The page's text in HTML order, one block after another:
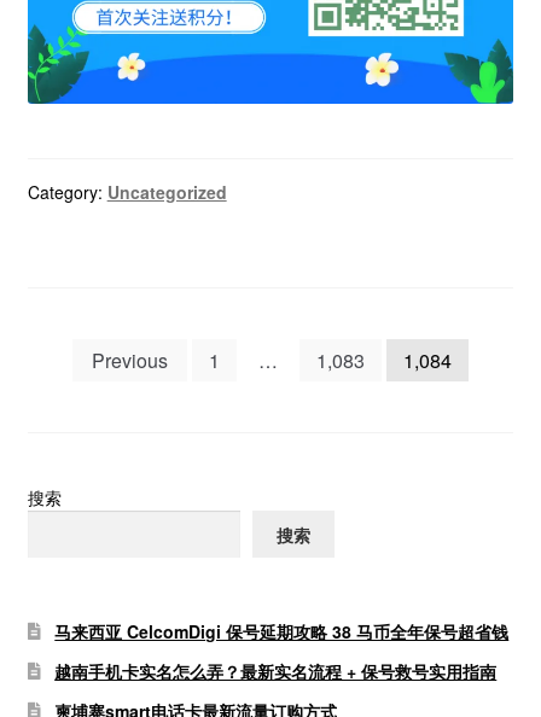
Category: Uncategorized
页
Previous 1 … 1,083 1,084
搜索
搜索
马来西亚 CelcomDigi 保号延期攻略 38 马币全年保号超省钱
越南手机卡实名怎么弄？最新实名流程 + 保号救号实用指南
柬埔寨smart电话卡最新流量订购方式